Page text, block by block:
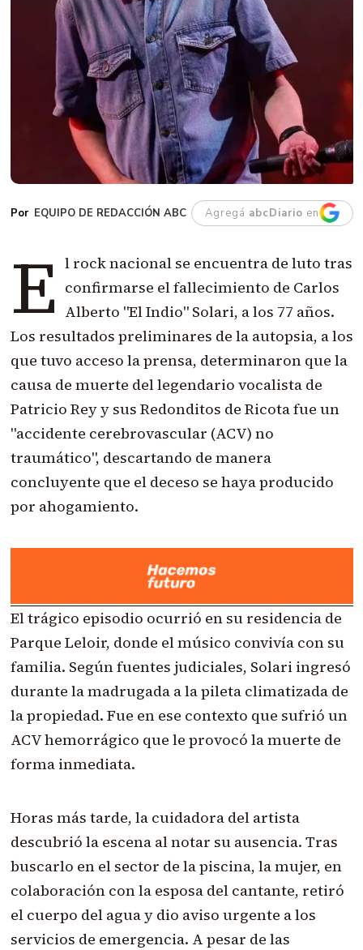
EQUIPO DE REDACCIÓN ABC Agregá abcDiario en
E l rock nacional se encuentra de luto tras
confirmarse el fallecimiento de Carlos
Alberto "El Indio" Solari, a los 77 años.
Los resultados preliminares de la autopsia, a los
que tuvo acceso la prensa, determinaron que la
causa de muerte del legendario vocalista de
Patricio Rey y sus Redonditos de Ricota fue un
"accidente cerebrovascular (ACV) no
traumático", descartando de manera
concluyente que el deceso se haya producido
por ahogamiento.
El trágico episodio ocurrió en su residencia de
Parque Leloir, donde el músico convivía con su
familia. Según fuentes judiciales, Solari ingresó
durante la madrugada a la pileta climatizada de
la propiedad. Fue en ese contexto que sufrió un
ACV hemorrágico que le provocó la muerte de
forma inmediata.
Horas más tarde, la cuidadora del artista
descubrió la escena al notar su ausencia. Tras
buscarlo en el sector de la piscina, la mujer, en
colaboración con la esposa del cantante, retiró
el cuerpo del agua y dio aviso urgente a los
servicios de emergencia. A pesar de las